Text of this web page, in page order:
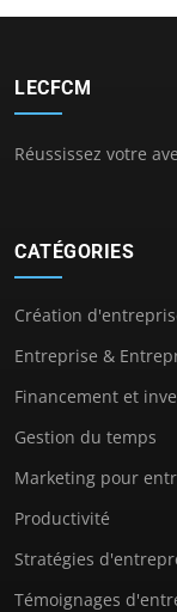
LECFCM
Réussissez votre
CATÉGORIES
Création
Entreprise &
Financement et
Gestion du temps
Marketing pour
Productivité
Stratégies
Témoignages